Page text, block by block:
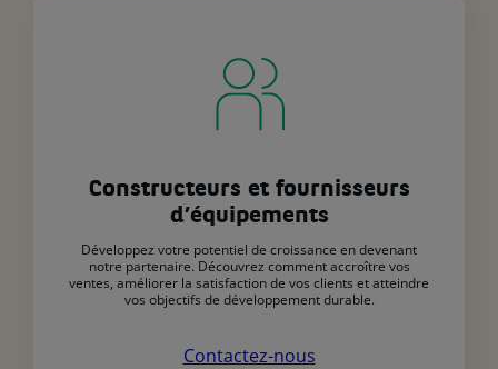
Constructeurs et fournisseurs
d’équipements
Développez votre potentiel de croissance en devenant
notre partenaire. Découvrez comment accroître vos
ventes, améliorer la satisfaction de vos clients et atteindre
vos objectifs de développement durable.
Contactez-nous